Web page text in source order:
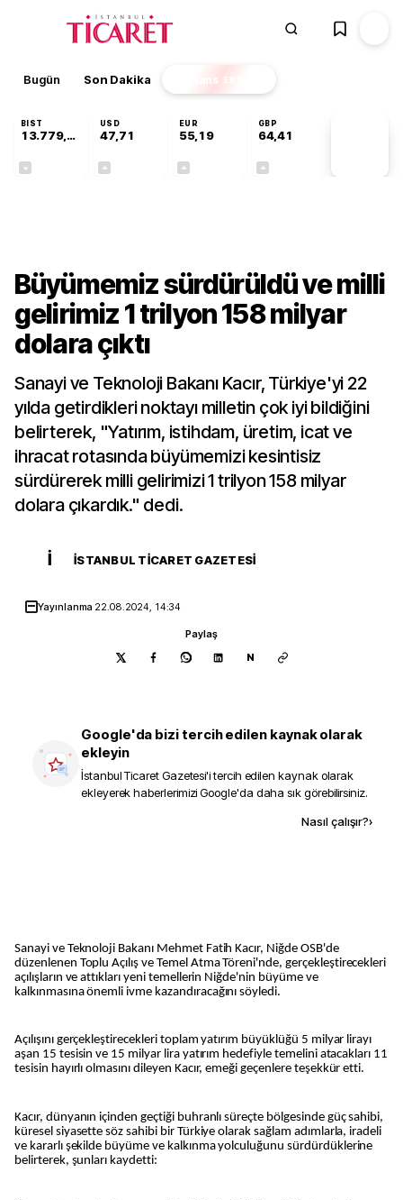
Bugün Son Dakika Finans EKSTRA
BIST
13.779,39
USD
47,71
EUR
55,19
GBP
64,41
Büyümemiz sürdürüldü ve milli
gelirimiz 1 trilyon 158 milyar
dolara çıktı
Sanayi ve Teknoloji Bakanı Kacır, Türkiye'yi 22
yılda getirdikleri noktayı milletin çok iyi bildiğini
belirterek, "Yatırım, istihdam, üretim, icat ve
ihracat rotasında büyümemizi kesintisiz
sürdürerek milli gelirimizi 1 trilyon 158 milyar
dolara çıkardık." dedi.
İ İSTANBUL TICARET GAZETESI
Yayınlanma 22.08.2024, 14:34
Paylaş
N
Google'da bizi tercih edilen kaynak olarak
ekleyin
İstanbul Ticaret Gazetesi'i tercih edilen kaynak olarak
ekleyerek haberlerimizi Google'da daha sık görebilirsiniz.
Nasıl çalışır?›
Sanayi ve Teknoloji Bakanı Mehmet Fatih Kacır, Niğde OSB'de
düzenlenen Toplu Açılış ve Temel Atma Töreni'nde, gerçekleştirecekleri
açılışların ve attıkları yeni temellerin Niğde'nin büyüme ve
kalkınmasına önemli ivme kazandıracağını söyledi.
Açılışını gerçekleştirecekleri toplam yatırım büyüklüğü 5 milyar lirayı
aşan 15 tesisin ve 15 milyar lira yatırım hedefiyle temelini atacakları 11
tesisin hayırlı olmasını dileyen Kacır, emeği geçenlere teşekkür etti.
Kacır, dünyanın içinden geçtiği buhranlı süreçte bölgesinde güç sahibi,
küresel siyasette söz sahibi bir Türkiye olarak sağlam adımlarla, iradeli
ve kararlı şekilde büyüme ve kalkınma yolculuğunu sürdürdüklerine
belirterek, şunları kaydetti: